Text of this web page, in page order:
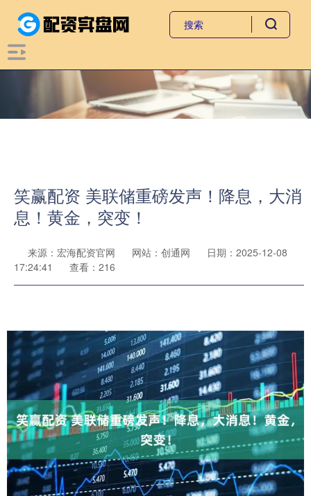
笑赢配资 美联储重磅发声！降息，大消
息！黄金，突变！
来源：宏海配资官网 网站：创通网
日期：2025-12-08
17:24:41
查看：216